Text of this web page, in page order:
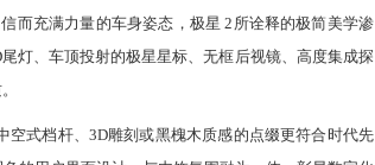
而充满力量的车身姿态， 极星 2 所诠释的极简美学渗
尾灯、车顶投射的极星星标、无框后视镜、高度集成探
空式档杆、 3D雕刻或黑槐木质感的点缀更符合时代先